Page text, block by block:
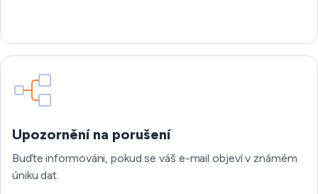
Upozornění na porušení
Buďte informováni, pokud se váš e-mail objeví v známém
úniku dat.